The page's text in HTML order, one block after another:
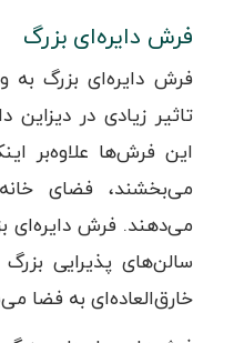
فرش دایره‌ای بزرگ
فرش دایره‌ای بزرگ
تاثیر زیادی در دیزاین
این فرش‌ها علاوه‌بر
می‌بخشند، فضای
می‌دهند. فرش دایره‌ای
سالن‌های پذیرایی
خارق‌العاده‌ای به فضا